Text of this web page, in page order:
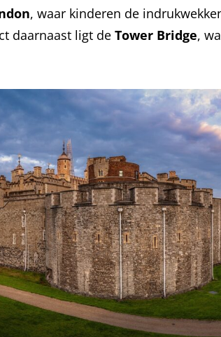
, waar kinderen de
daarnaast ligt de Tower Bridge,